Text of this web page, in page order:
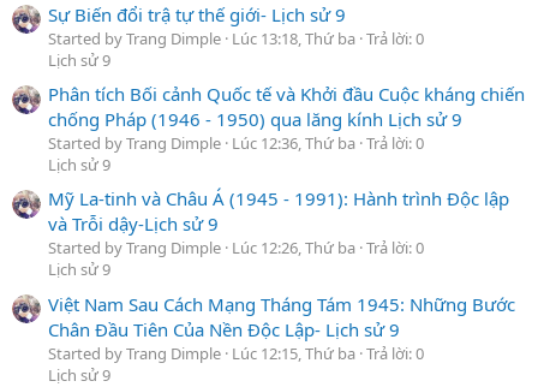
Sự Biến đổi trậ tự thế giới- Lịch sử 9
Started by Trang Dimple Lúc 13:18, Thứ ba Trả lời: 0
Lịch sử 9
Phân tích Bối cảnh Quốc tế và Khởi đầu Cuộc kháng chiến
chống Pháp (1946 - 1950) qua lăng kính Lịch sử 9
Started by Trang Dimple Lúc 12:36, Thứ ba Trả lời: 0
Lịch sử 9
Mỹ La-tinh và Châu Á (1945 - 1991): Hành trình Độc lập
và Trỗi dậy-Lịch sử 9
Started by Trang Dimple Lúc 12:26, Thứ ba Trả lời: 0
Lịch sử 9
Việt Nam Sau Cách Mạng Tháng Tám 1945: Những Bước
Chân Đầu Tiên Của Nền Độc Lập- Lịch sử 9
Started by Trang Dimple Lúc 12:15, Thứ ba Trả lời: 0
Lịch sử 9